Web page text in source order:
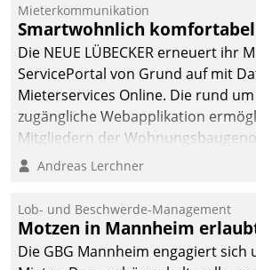
Mieterkommunikation
Smartwohnlich komfortabel
Die NEUE LÜBECKER erneuert ihr
ServicePortal von Grund auf mit
Mieterservices Online. Die rund
zugängliche Webapplikation
Mitgliedern der
Kontaktaufnahme per Smartphone,
Andreas Lerchner
Lob- und Beschwerde-Management
Motzen in Mannheim
Die GBG Mannheim engagiert